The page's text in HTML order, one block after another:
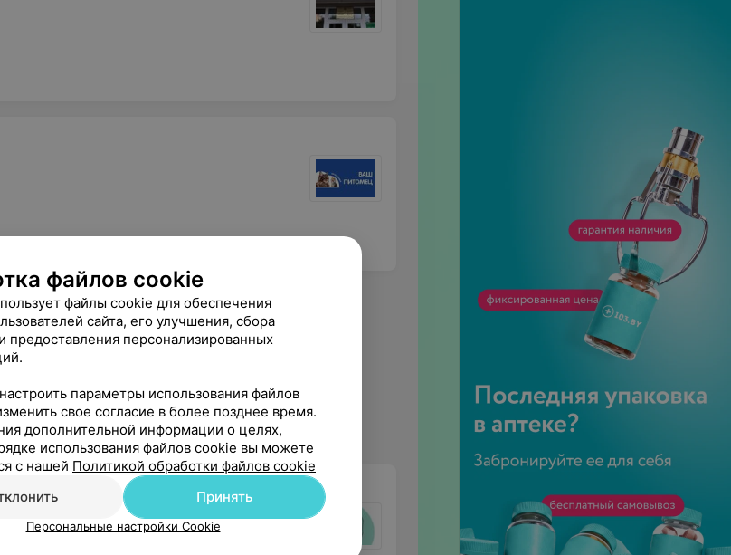
файлов cookie
файлы cookie для обеспечения
сайта, его улучшения, сбора
предоставления персонализированных
параметры использования файлов
свое согласие в более позднее время.
дополнительной информации о целях,
использования файлов cookie вы можете
с нашей Политикой обработки файлов cookie
Принять
Персональные настройки Cookie